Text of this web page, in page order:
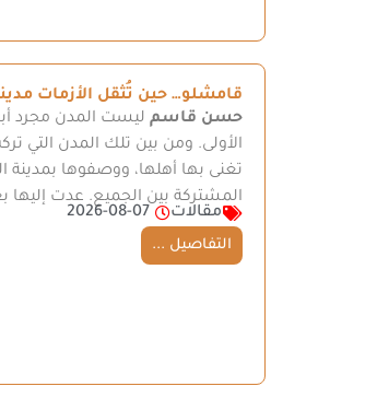
قامشلو… حين تُثقل الأزمات
حسن قاسم ليست المدن مجرد
الأولى. ومن بين تلك المدن التي
تغنى بها أهلها، ووصفوها بمدينة
المشتركة بين الجميع. عدت
مقالات
2026-08-07
التفاصيل ...